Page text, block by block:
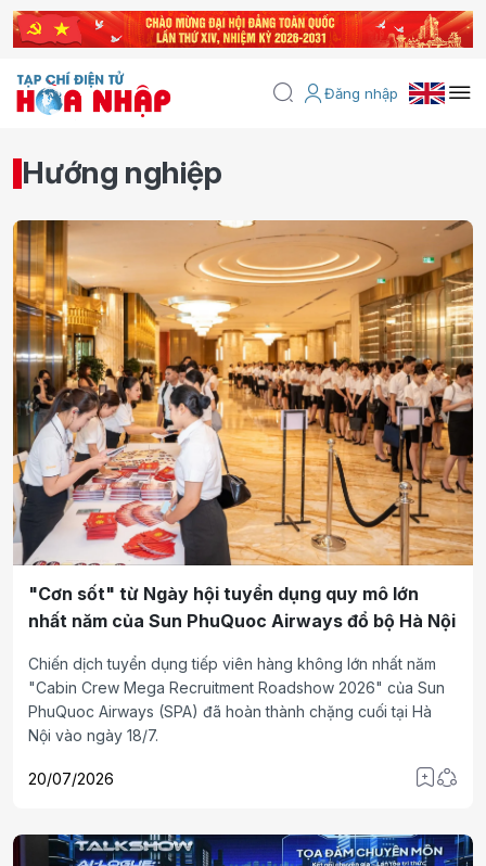
Đăng nhập
Hướng nghiệp
"Cơn sốt" từ Ngày hội tuyển dụng quy mô lớn
nhất năm của Sun PhuQuoc Airways đổ bộ Hà Nội
Chiến dịch tuyển dụng tiếp viên hàng không lớn nhất năm
"Cabin Crew Mega Recruitment Roadshow 2026" của Sun
PhuQuoc Airways (SPA) đã hoàn thành chặng cuối tại Hà
Nội vào ngày 18/7.
20/07/2026